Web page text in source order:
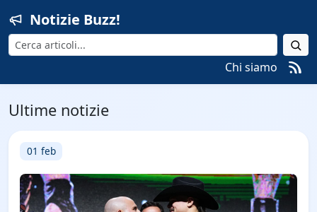
Notizie Buzz!
Cerca
Chi siamo
Ultime notizie
01 feb